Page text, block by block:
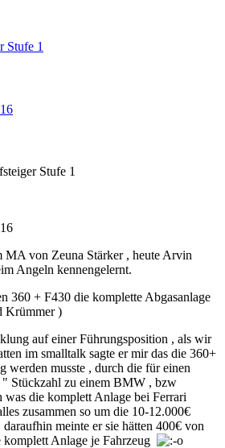
MA von Zeuna Stärker , heute Arvin
Angeln kennengelernt.
360 + F430 die komplette Abgasanlage
Krümmer )
auf einer Führungsposition , als wir
im smalltalk sagte er mir das die 360+
werden musste , durch die für einen
" Stückzahl zu einem BMW , bzw
was die komplett Anlage bei Ferrari
zusammen so um die 10-12.000€
meinte er sie hätten 400€ von
Anlage je Fahrzeug